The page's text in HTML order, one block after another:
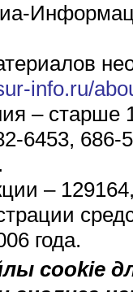
info.ru/
– старше
6453, 686-
.
–
года.
cookie